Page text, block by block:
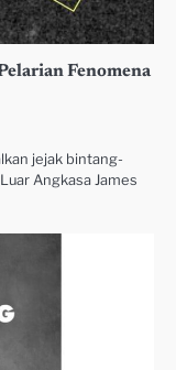
Fenomena
jejak bintang-
Angkasa James